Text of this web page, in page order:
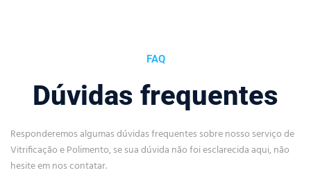
FAQ
Dúvidas frequentes
Responderemos algumas dúvidas frequentes sobre nosso serviço de
Vitrificação e Polimento, se sua dúvida não foi esclarecida aqui, não
hesite em nos contatar.